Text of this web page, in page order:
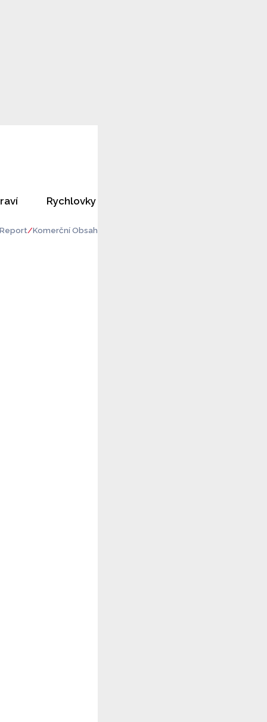
Rychlovky
Komerční Obsah